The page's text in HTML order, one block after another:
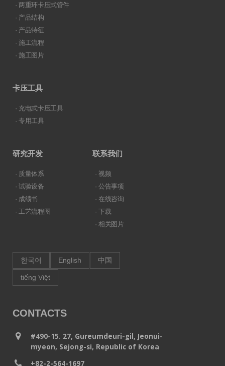
· 两重环卡压式管件
· 产品结构
· 产品特征
· 施工流程
· 施工图片
卡压工具
· 充电式卡压工具
· 专用工具
研究开发
· 质量体系
· 试验设备
· 成绩书
· 工艺流程图
联系我们
· 视频
· 公告事项
· 在线咨询
· 下载
· 相关图片
한국어 English 中国
tiếng Việt
CONTACTS
#490-15. 27, Gureumdeuri-gil, Jeonui-
myeon, Sejong-si, Republic of Korea
+82-2-564-1697